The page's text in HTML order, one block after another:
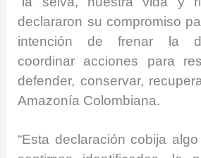
declararon su compromiso
intención de frenar la
coordinar acciones para
defender, conservar,
Amazonía Colombiana.
“Esta declaración cobija